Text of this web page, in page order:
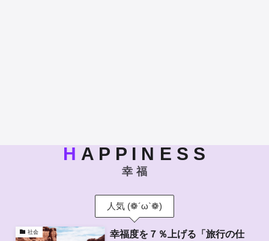
H A P P I N E S S
幸 福
人気 (❁´ω`❁)
社会
幸福度を７％上げる「旅行の仕